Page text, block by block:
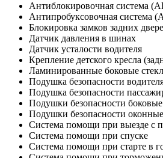
Антиблокировочная система
Антипробуксовочная система
Блокировка замков задних
Датчик давления в шинах
Датчик усталости водителя
Крепление детского кресла
Ламинированные боковые
Подушка безопасности
Подушка безопасности
Подушки безопасности боковые
Подушки безопасности
Система помощи при выезде с
Система помощи при спуске
Система помощи при старте в